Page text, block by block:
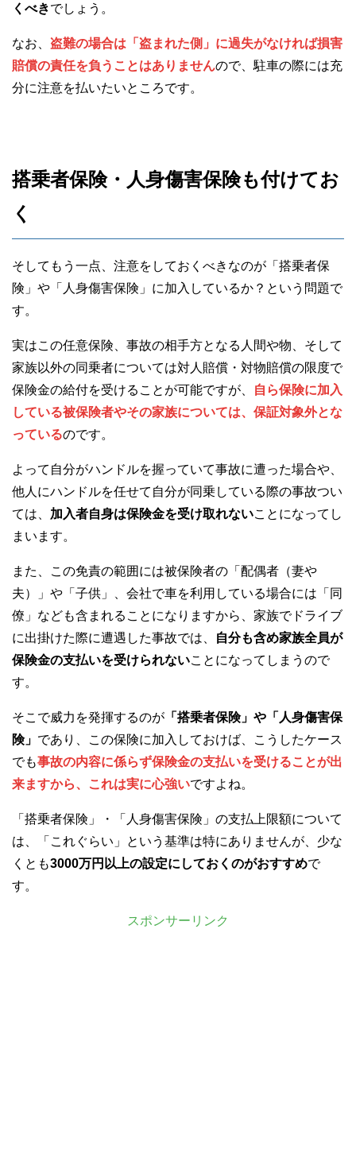
くべきでしょう。
なお、 盗難の場合は「盗まれた側」に過失がなければ損害
賠償の責任を負うことはありませんので、駐車の際には充
分に注意を払いたいところです。
搭乗者保険・人身傷害保険も付けてお
く
そしてもう一点、注意をしておくべきなのが「搭乗者保
険」や「人身傷害保険」に加入しているか？という問題で
す。
実はこの任意保険、事故の相手方となる人間や物、そして
家族以外の同乗者については対人賠償・対物賠償の限度で
保険金の給付を受けることが可能ですが、
自ら保険に加入
している被保険者やその家族については、保証対象外とな
っているのです。
よって自分がハンドルを握っていて事故に遭った場合や、
他人にハンドルを任せて自分が同乗している際の事故つい
ては、 加入者自身は保険金を受け取れないことになってし
まいます。
また、この免責の範囲には被保険者の「配偶者（妻や
夫）」や「子供」、会社で車を利用している場合には「同
僚」なども含まれることになりますから、家族でドライブ
に出掛けた際に遭遇した事故では、
自分も含め家族全員が
保険金の支払いを受けられないことになってしまうので
す。
そこで威力を発揮するのが 「搭乗者保険」や「人身傷害保
険」 であり、この保険に加入しておけば、こうしたケース
でも事故の内容に係らず保険金の支払いを受けることが出
来ますから、これは実に心強いですよね。
「搭乗者保険」・「人身傷害保険」の支払上限額について
は、「これぐらい」という基準は特にありませんが、少な
くとも3000万円以上の設定にしておくのがおすすめで
す。
スポンサーリンク